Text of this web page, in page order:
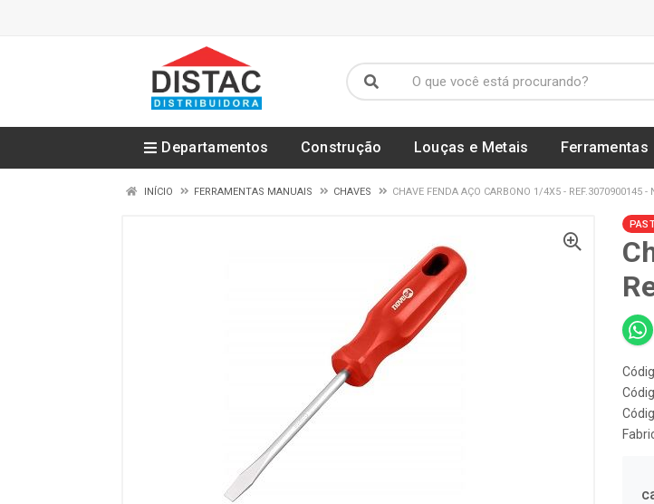
Departamentos Construção Louças e Metais Ferramentas
INÍCIO FERRAMENTAS MANUAIS CHAVES CHAVE FENDA AÇO CARBONO 1/4X5 - REF.3070900145 -